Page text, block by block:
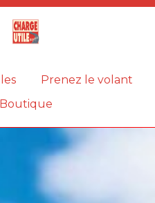
Prenez le volant
Boutique